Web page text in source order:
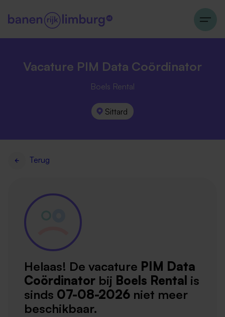
Vacature PIM Data Coördinator
Boels Rental
Sittard
Terug
Helaas! De vacature PIM Data
Coördinator bij Boels Rental is
sinds 07-08-2026 niet meer
beschikbaar.